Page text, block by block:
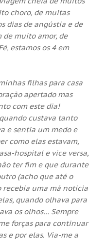
choro, de muitas
dias de angústia e de
de muito amor, de
estamos os 4 em
filhas para casa
apertado mas
com este dia!
custava tanto
e sentia um medo e
como elas estavam,
hospital e vice versa,
ter fim e que durante
(acho que até o
recebia uma má noticia
quando olhava para
os olhos… Sempre
forças para continuar
e por elas. Via-me a